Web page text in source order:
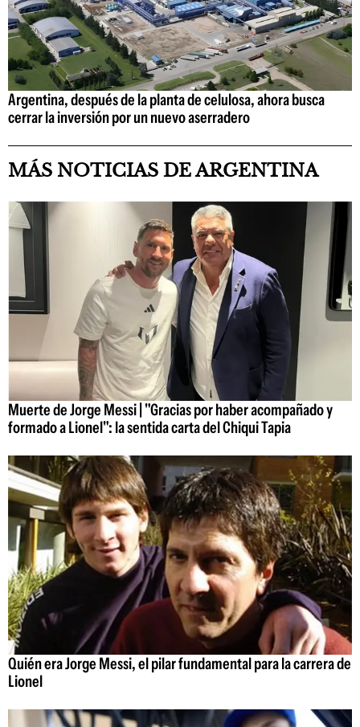
Argentina, después de la planta de celulosa, ahora busca
cerrar la inversión por un nuevo aserradero
MÁS NOTICIAS DE ARGENTINA
Muerte de Jorge Messi | "Gracias por haber acompañado y
formado a Lionel": la sentida carta del Chiqui Tapia
Quién era Jorge Messi, el pilar fundamental para la carrera de
Lionel